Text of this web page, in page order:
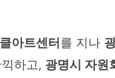
아트센터를 지나
하고, 광명시 자원